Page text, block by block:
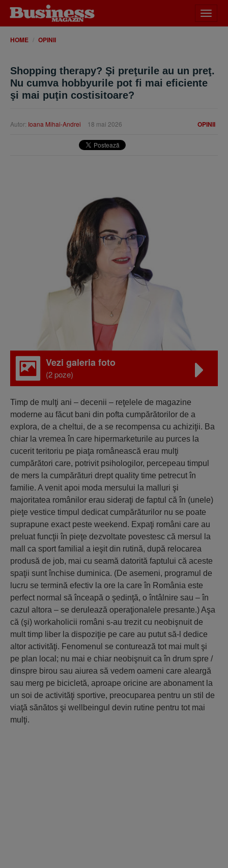
meniu
HOME OPINII
Shopping therapy? Şi preţurile au un preţ.
Nu cumva hobbyurile pot fi mai eficiente
şi mai puţin costisitoare?
OPINII
Autor: Ioana Mihai-Andrei 18 mai 2026
Vezi galeria foto
(2 poze)
Timp de mulţi ani – decenii – reţelele de magazine
moderne au făcut bani din pofta cumpărătorilor de a
explora, de a cheltui, de a se recompensa cu achiziţii. Ba
chiar la vremea în care hipermarketurile au purces la
cucerit teritoriu pe piaţa românească erau mulţi
cumpărători care, potrivit psihologilor, percepeau timpul
de mers la cumpărături drept quality time petrecut în
familie. A venit apoi moda mersului la malluri şi
majoritatea românilor erau sideraţi de faptul că în (unele)
pieţe vestice timpul dedicat cumpărăturilor nu se poate
suprapune exact peste weekend. Expaţi români care au
preluat funcţii în pieţe dezvoltate povestesc că mersul la
mall ca sport familial a ieşit din rutină, după relocarea
produsă de job, mai cu seamă datorită faptului că aceste
spaţii sunt închise duminica. (De asemeni, programul de
lucru se termină efectiv la ore la care în România este
perfect normal să înceapă o şedinţă, o întâlnire sau – în
cazul altora – se derulează operaţionalele presante.) Aşa
că (şi) workaholicii români s-au trezit cu neobişnuit de
mult timp liber la dispoziţie pe care au putut să-l dedice
altor activităţi. Fenomenul se conturează tot mai mult şi
pe plan local; nu mai e chiar neobişnuit ca în drum spre /
dinspre birou sau aiurea să vedem oameni care aleargă
sau merg pe bicicletă, aproape oricine are abonament la
un soi de activităţi sportive, preocuparea pentru un stil de
viaţă sănătos şi wellbeingul devin rutine pentru tot mai
mulţi.